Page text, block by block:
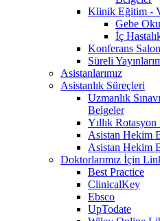
Klinik Eğitim -
Gebe
İç
Konferans
Süreli
Asistanlarımız
Asistanlık Süreçleri
Uzmanlık
Belgeler
Yıllık Rotasyon
Asistan Hekim
Asistan Hekim
Doktorlarımız İçin
Best Practice
ClinicalKey
Ebsco
UpTodate